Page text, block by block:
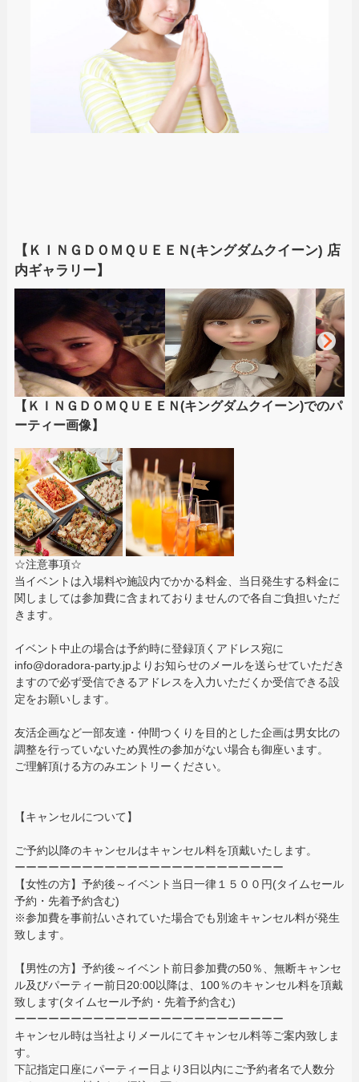
【ＫＩＮＧＤＯＭＱＵＥＥＮ(キングダムクイーン) 店
内ギャラリー】
【ＫＩＮＧＤＯＭＱＵＥＥＮ(キングダムクイーン)でのパ
ーティー画像】
☆注意事項☆
当イベントは入場料や施設内でかかる料金、当日発生する料金に
関しましては参加費に含まれておりませんので各自ご負担いただ
きます。
イベント中止の場合は予約時に登録頂くアドレス宛に
info@doradora-party.jpよりお知らせのメールを送らせていただき
ますので必ず受信できるアドレスを入力いただくか受信できる設
定をお願いします。
友活企画など一部友達・仲間つくりを目的とした企画は男女比の
調整を行っていないため異性の参加がない場合も御座います。
ご理解頂ける方のみエントリーください。
【キャンセルについて】
ご予約以降のキャンセルはキャンセル料を頂戴いたします。
ーーーーーーーーーーーーーーーーーーーーーーーー
【女性の方】予約後～イベント当日一律１５００円(タイムセール
予約・先着予約含む)
※参加費を事前払いされていた場合でも別途キャンセル料が発生
致します。
【男性の方】予約後～イベント前日参加費の50％、無断キャンセ
ル及びパーティー前日20:00以降は、100％のキャンセル料を頂戴
致します(タイムセール予約・先着予約含む)
ーーーーーーーーーーーーーーーーーーーーーーーー
キャンセル時は当社よりメールにてキャンセル料等ご案内致しま
す。
下記指定口座にパーティー日より3日以内にご予約者名で人数分